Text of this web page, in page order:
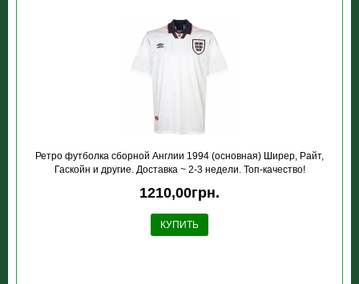
Ретро футболка сборной Англии 1994 (основная) Ширер, Райт,
Гаскойн и другие. Доставка ~ 2-3 недели. Топ-качество!
1210,00грн.
КУПИТЬ